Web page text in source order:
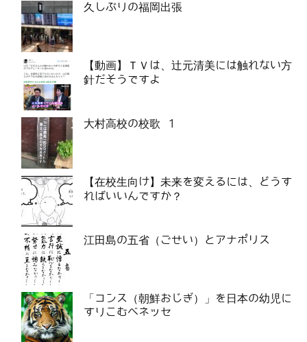
久しぶりの福岡出張
【動画】ＴＶは、辻元清美には触れない方
針だそうですよ
大村高校の校歌 1
【在校生向け】未来を変えるには、どうす
ればいいんですか？
江田島の五省（ごせい）とアナポリス
「コンス（朝鮮おじぎ）」を日本の幼児に
すりこむベネッセ